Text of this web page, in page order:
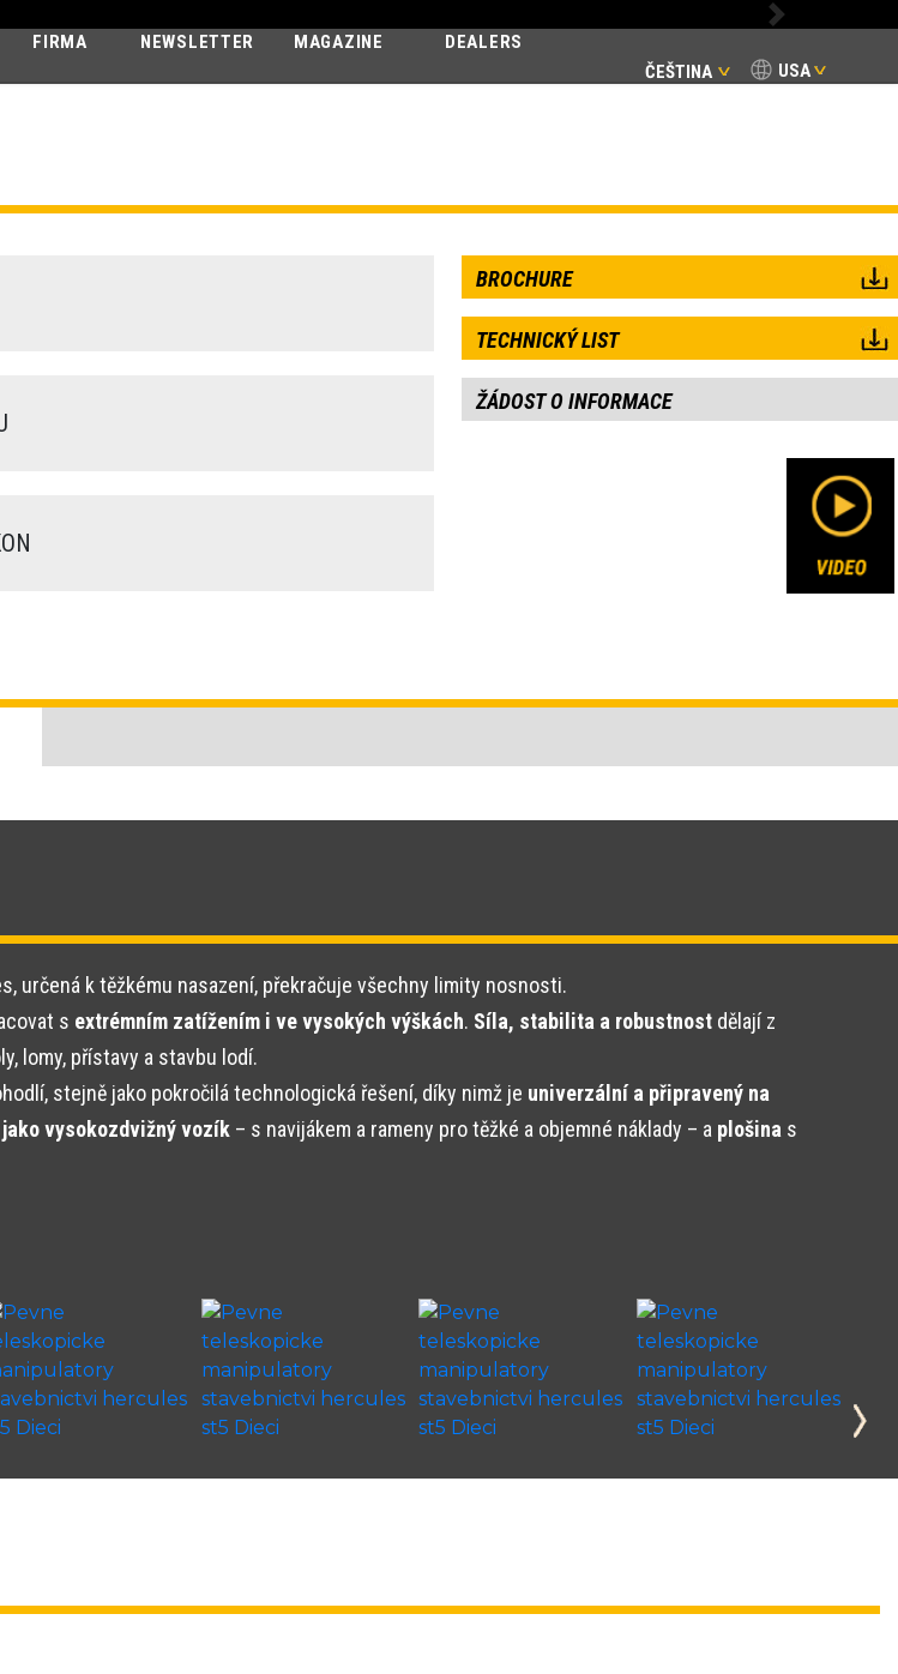
USA
ČEŠTINA
NEWSLETTER MAGAZINE DEALERS
FIRMA
Next
HERCULES
BROCHURE
TECHNICKÝ LIST
ŽÁDOST O INFORMACE
určená k těžkému nasazení, překračuje všechny limity nosnosti.
s extrémním zatížením i ve vysokých výškách. Síla, stabilita a robustnost dělají z
lomy, přístavy a stavbu lodí.
stejně jako pokročilá technologická řešení, díky nimž je univerzální a připravený na
vysokozdvižný vozík – s navijákem a rameny pro těžké a objemné náklady – a plošina s